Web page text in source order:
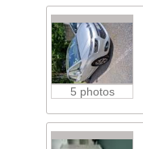
5 photos